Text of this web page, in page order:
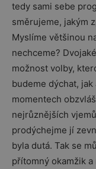
tedy sami sebe
směrujeme, jakým
Myslíme většinou
nechceme?
možnost volby,
budeme dýchat,
momentech
nejrůznějších
prodýchejme jí
byla dutá. Tak se
přítomný okamžik